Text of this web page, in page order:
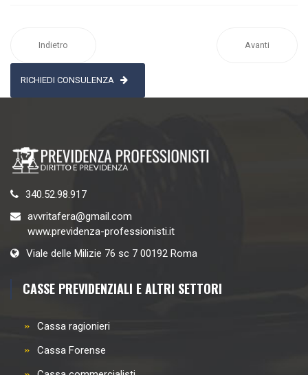
Indietro Avanti
RICHIEDI CONSULENZA
340.52.98.917
avvritafera@gmail.com
www.previdenza-professionisti.it
Viale delle Milizie 76 sc 7 00192 Roma
CASSE PREVIDENZIALI E ALTRI SETTORI
Cassa ragionieri
Cassa Forense